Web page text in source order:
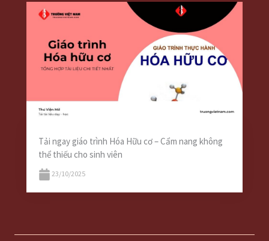
Tải ngay giáo trình Hóa Hữu cơ – Cẩm nang không
thể thiếu cho sinh viên
23/10/2025